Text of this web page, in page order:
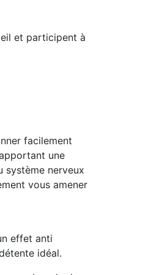
et participent à
facilement
une
système nerveux
vous amener
effet anti
idéal.